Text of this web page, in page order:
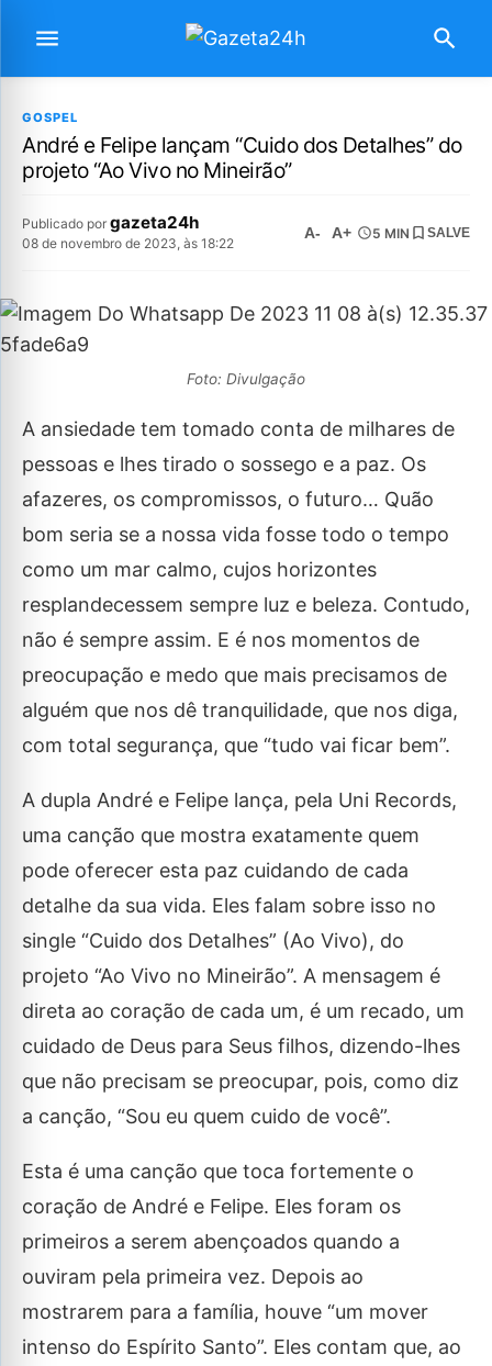
GOSPEL
André e Felipe lançam “Cuido dos Detalhes” do
projeto “Ao Vivo no Mineirão”
Publicado por gazeta24h
08 de novembro de 2023, às 18:22
A- A+ 5 MIN SALVE
Foto: Divulgação
A ansiedade tem tomado conta de milhares de
pessoas e lhes tirado o sossego e a paz. Os
afazeres, os compromissos, o futuro… Quão
bom seria se a nossa vida fosse todo o tempo
como um mar calmo, cujos horizontes
resplandecessem sempre luz e beleza. Contudo,
não é sempre assim. E é nos momentos de
preocupação e medo que mais precisamos de
alguém que nos dê tranquilidade, que nos diga,
com total segurança, que “tudo vai ficar bem”.
A dupla André e Felipe lança, pela Uni Records,
uma canção que mostra exatamente quem
pode oferecer esta paz cuidando de cada
detalhe da sua vida. Eles falam sobre isso no
single “Cuido dos Detalhes” (Ao Vivo), do
projeto “Ao Vivo no Mineirão”. A mensagem é
direta ao coração de cada um, é um recado, um
cuidado de Deus para Seus filhos, dizendo-lhes
que não precisam se preocupar, pois, como diz
a canção, “Sou eu quem cuido de você”.
Esta é uma canção que toca fortemente o
coração de André e Felipe. Eles foram os
primeiros a serem abençoados quando a
ouviram pela primeira vez. Depois ao
mostrarem para a família, houve “um mover
intenso do Espírito Santo”. Eles contam que, ao